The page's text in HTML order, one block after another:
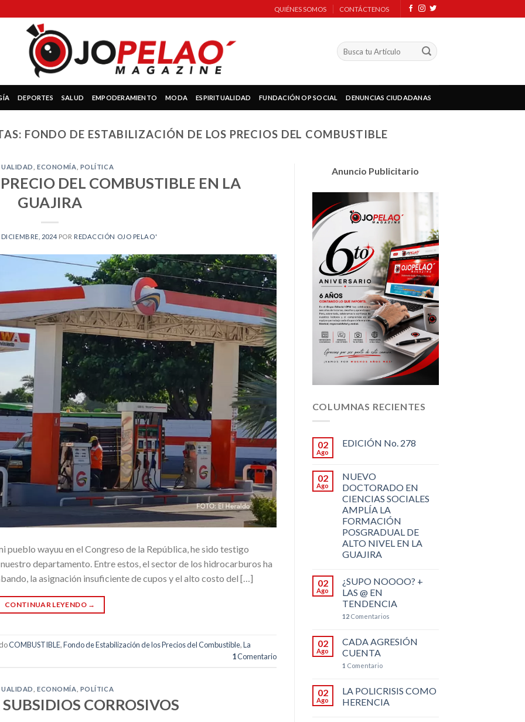
QUIÉNES SOMOS CONTÁCTENOS
DEPORTES SALUD EMPODERAMIENTO MODA ESPIRITUALIDAD FUNDACIÓN OP SOCIAL DENUNCIAS CIUDADANAS
FONDO DE ESTABILIZACIÓN DE LOS PRECIOS DEL COMBUSTIBLE
,ECONOMÍA POLÍTICA
DEL COMBUSTIBLE EN LA
GUAJIRA
DICIEMBRE, 2024 POR REDACCIÓN OJO PELAO'
pueblo wayuu en el Congreso de la República, he sido testigo
departamento. Entre estos, el sector de los hidrocarburos ha
la asignación insuficiente de cupos y el alto costo del […]
CONTINUAR LEYENDO →
COMBUSTIBLE,Fondo de Estabilización de los Precios del Combustible,La
1Comentario
,ECONOMÍA POLÍTICA
CORROSIVOS
Anuncio Publicitario
COLUMNAS RECIENTES
02
Ago
EDICIÓN No. 278
02
Ago
NUEVO
DOCTORADO EN
CIENCIAS SOCIALES
AMPLÍA LA
FORMACIÓN
POSGRADUAL DE
ALTO NIVEL EN LA
GUAJIRA
02
Ago
¿SUPO NOOOO? +
LAS @ EN
TENDENCIA
12Comentarios
02
Ago
CADA AGRESIÓN
CUENTA
1 Comentario
02
Ago
LA POLICRISIS COMO
HERENCIA